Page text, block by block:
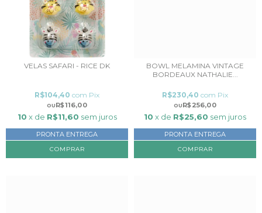
VELAS SAFARI - RICE DK
R$116,00
R$104,40 com Pix
10 x de R$11,60 sem juros
PRONTA ENTREGA
BOWL MELAMINA VINTAGE
BORDEAUX NATHALIE...
R$256,00
R$230,40 com Pix
10 x de R$25,60 sem juros
PRONTA ENTREGA